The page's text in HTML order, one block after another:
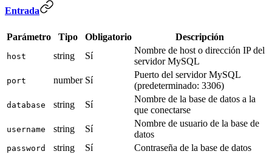
Entrada
Parámetro Tipo Obligatorio Descripción
host string Sí
Nombre de host o dirección IP del
servidor MySQL
port number Sí
Puerto del servidor MySQL
(predeterminado: 3306)
database string Sí
Nombre de la base de datos a la
que conectarse
username string Sí
Nombre de usuario de la base de
datos
password string Sí Contraseña de la base de datos